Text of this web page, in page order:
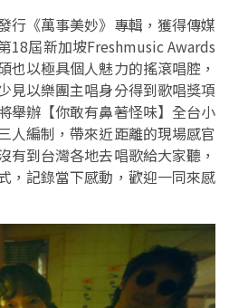
行《萬事美妙》專輯，獲得傳媒
18屆新加坡Freshmusic Awards
也以極具個人魅力的搖滾唱腔，
見以樂團主唱身分得到歌唱獎項
舉辦【你敢有鼻著怪味】全台小
人編制，帶來近距離的現場感官
有到台灣各地去唱歌給大家聽，
，記錄當下感動，歡迎一同來感